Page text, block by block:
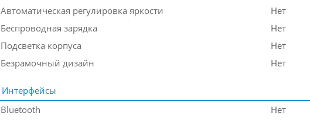
Автоматическая регулировка яркости
Нет
Беспроводная зарядка
Нет
Подсветка корпуса
Нет
Безрамочный дизайн
Нет
Интерфейсы
Bluetooth
Нет